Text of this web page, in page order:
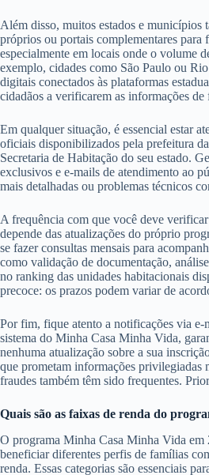
Além disso, muitos estados e municípios
próprios ou portais complementares para
especialmente em locais onde o volume
exemplo, cidades como São Paulo ou
digitais conectados às plataformas
cidadãos a verificarem as informações de
Em qualquer situação, é essencial estar
oficiais disponibilizados pela prefeitura
Secretaria de Habitação do seu estado.
exclusivos e e-mails de atendimento ao
mais detalhadas ou problemas técnicos
A frequência com que você deve
depende das atualizações do próprio
se fazer consultas mensais para
como validação de documentação,
no ranking das unidades habitacionais
precoce: os prazos podem variar de
Por fim, fique atento a notificações via
sistema do Minha Casa Minha Vida,
nenhuma atualização sobre a sua
que prometam informações privilegiadas
fraudes também têm sido frequentes.
Quais são as faixas de renda do
O programa Minha Casa Minha Vida em
beneficiar diferentes perfis de famílias
renda. Essas categorias são essenciais